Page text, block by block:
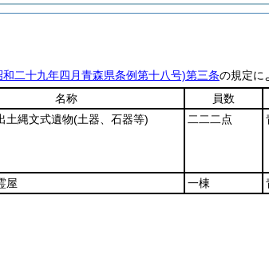
和二十九年四月青森県条例第十八号)第三条の規定に
名称 員数
土縄文式遺物(土器、石器等) 二二二点
屋 一棟